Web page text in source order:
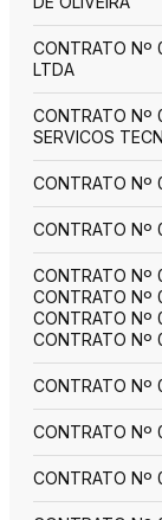
CONTRATO Nº
LTDA
CONTRATO Nº
SERVICOS
CONTRATO Nº
CONTRATO
CONTRATO
CONTRATO
CONTRATO
CONTRATO Nº
CONTRATO Nº
CONTRATO Nº
CONTRATO Nº